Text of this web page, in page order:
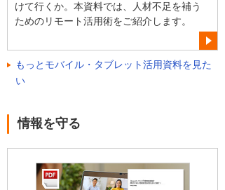
けて行くか。本資料では、人材不足を補う
ためのリモート活用術をご紹介します。
もっとモバイル・タブレット活用資料を見た
い
情報を守る